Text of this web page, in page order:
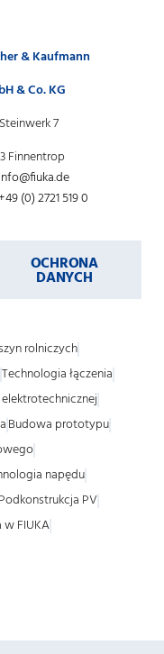
& Kaufmann
& Co. KG
7
Finnentrop
info@fiuka.de
(0) 2721 519 0
OCHRONA
DANYCH
rolniczych
Technologia łączenia
Budowa prototypu
napędu
Podkonstrukcja PV
w FIUKA